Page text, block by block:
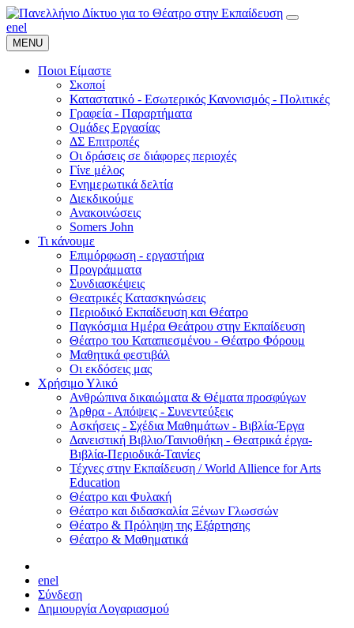
enel
MENU
Ποιοι Είμαστε
Σκοποί
Καταστατικό - Εσωτερικός Κανονισμός - Πολιτικές
Γραφεία - Παραρτήματα
Ομάδες Εργασίας
ΔΣ Επιτροπές
Οι δράσεις σε διάφορες περιοχές
Γίνε μέλος
Ενημερωτικά δελτία
Διεκδικούμε
Ανακοινώσεις
Somers John
Τι κάνουμε
Επιμόρφωση - εργαστήρια
Προγράμματα
Συνδιασκέψεις
Θεατρικές Κατασκηνώσεις
Περιοδικό Εκπαίδευση και Θέατρο
Παγκόσμια Ημέρα Θεάτρου στην Εκπαίδευση
Θέατρο του Καταπιεσμένου - Θέατρο Φόρουμ
Μαθητικά φεστιβάλ
Οι εκδόσεις μας
Χρήσιμο Υλικό
Ανθρώπινα δικαιώματα & Θέματα προσφύγων
Άρθρα - Απόψεις - Συνεντεύξεις
Ασκήσεις - Σχέδια Μαθημάτων - Βιβλία-Έργα
Δανειστική Βιβλιο/Ταινιοθήκη - Θεατρικά έργα-
Βιβλία-Περιοδικά-Ταινίες
Τέχνες στην Εκπαίδευση / World Allience for Arts
Education
Θέατρο και Φυλακή
Θέατρο και διδασκαλία Ξένων Γλωσσών
Θέατρο & Πρόληψη της Εξάρτησης
Θέατρο & Μαθηματικά
enel
Σύνδεση
Δημιουργία Λογαριασμού